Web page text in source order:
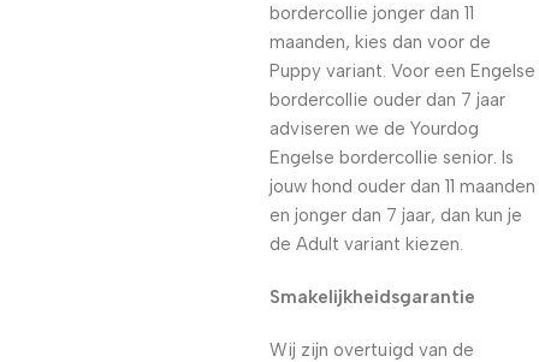
bordercollie jonger dan 11
maanden, kies dan voor de
Puppy variant. Voor een Engelse
bordercollie ouder dan 7 jaar
adviseren we de Yourdog
Engelse bordercollie senior. Is
jouw hond ouder dan 11 maanden
en jonger dan 7 jaar, dan kun je
de Adult variant kiezen.
Smakelijkheidsgarantie
Wij zijn overtuigd van de